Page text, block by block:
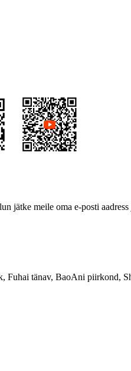
jätke meile oma e-posti
Fuhai tänav, BaoAni piirkond,